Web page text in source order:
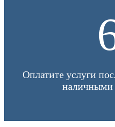
Оплатите услуги
наличными